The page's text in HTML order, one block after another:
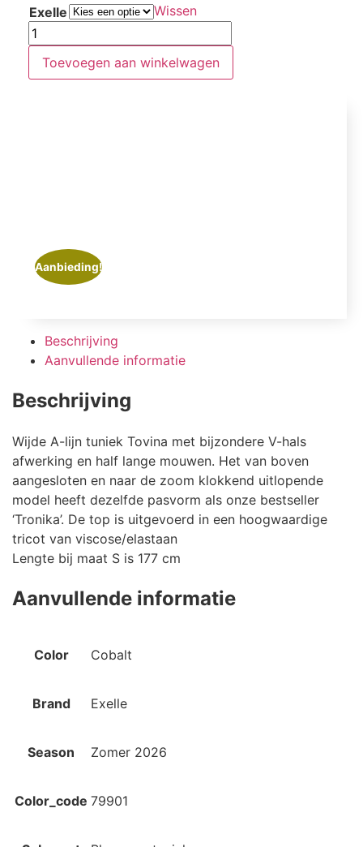
Exelle Wissen
Toevoegen aan winkelwagen
Aanbieding!
Beschrijving
Aanvullende informatie
Beschrijving
Wijde A-lijn tuniek Tovina met bijzondere V-hals
afwerking en half lange mouwen. Het van boven
aangesloten en naar de zoom klokkend uitlopende
model heeft dezelfde pasvorm als onze bestseller
‘Tronika’. De top is uitgevoerd in een hoogwaardige
tricot van viscose/elastaan
Lengte bij maat S is 177 cm
Aanvullende informatie
Color Cobalt
Brand Exelle
Season Zomer 2026
Color_code 79901